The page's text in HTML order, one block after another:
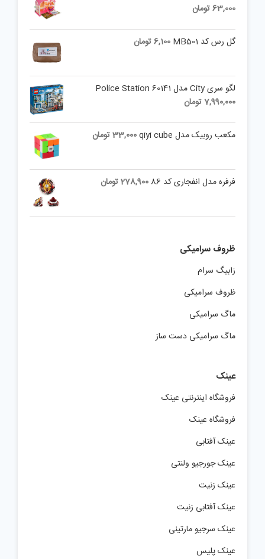
63,000تومان
گل رس کد MB501 6,100تومان
لگو سری City مدل Police Station 60141
7,990,000تومان
مکعب روبیک مدل qiyi cube 33,000تومان
فرفره مدل انفجاری کد 86 278,900تومان
ظروف سرامیکی
زابیگ سرام
ظروف سرامیکی
ماگ سرامیکی
ماگ سرامیکی دست ساز
عینک
فروشگاه اینترنتی عینک
فروشگاه عینک
عینک آفتابی
عینک جورجیو ولنتی
عینک زنیت
عینک آفتابی زنیت
عینک سرجیو مارتینی
عینک پلیس